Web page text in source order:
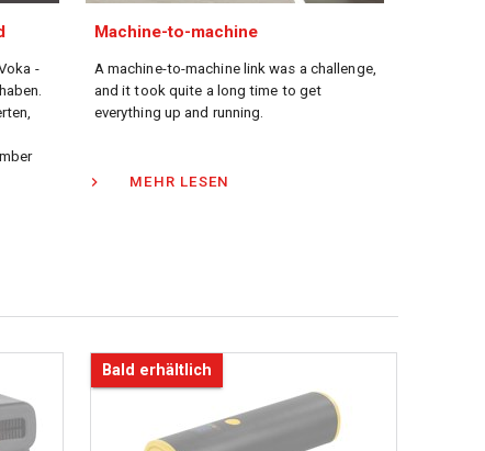
-
Machine-to-machine
A machine-to-machine link was a challenge,
and it took quite a long time to get
everything up and running.
MEHR LESEN
Bald erhältlich